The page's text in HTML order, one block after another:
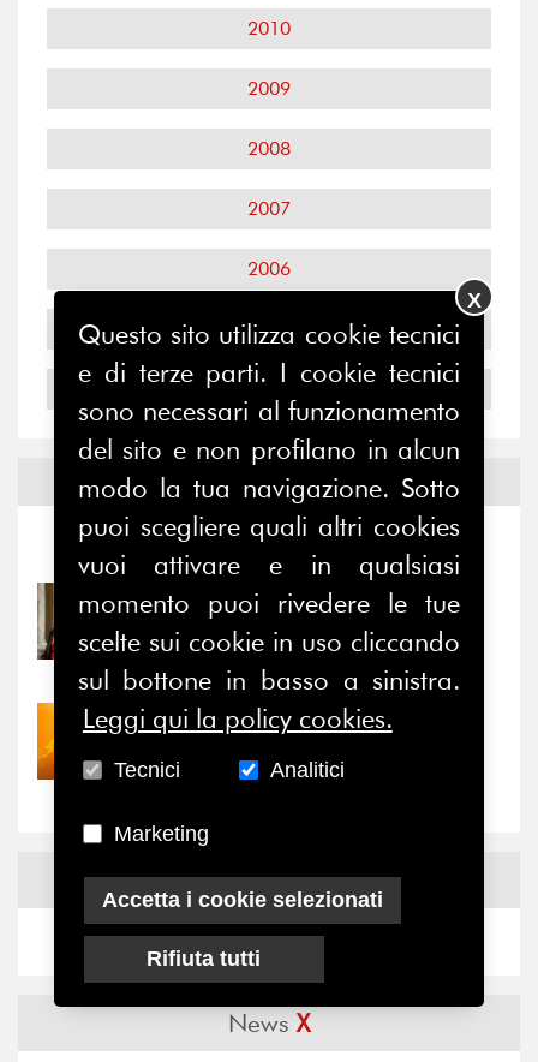
2010
2009
2008
2007
2006
2005
2004
Notizie edEventi
Notizie
31/07/2026
Prima della pausa estiva,
il valore di...
30/07/2026
Nove anni dopo la
“grande cecità”: la...
NewsFacebook
NewsX
Questo sito utilizza cookie tecnici
e di terze parti. I cookie tecnici
sono necessari al funzionamento
del sito e non profilano in alcun
modo la tua navigazione. Sotto
puoi scegliere quali altri cookies
vuoi attivare e in qualsiasi
momento puoi rivedere le tue
scelte sui cookie in uso cliccando
sul bottone in basso a sinistra.
Leggi qui la policy cookies.
Tecnici Analitici
Marketing
Accetta i cookie selezionati
Rifiuta tutti
X